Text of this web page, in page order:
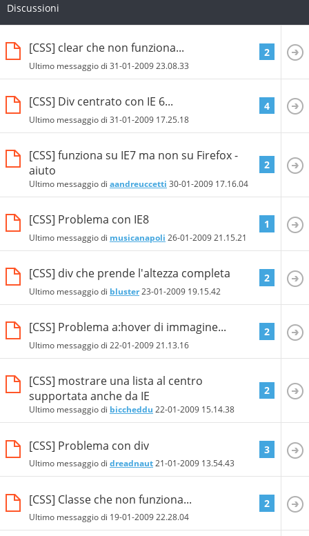
Discussioni
[CSS] clear che non funziona...
Ultimo messaggio di 31-01-200923.08.33
2
[CSS] Div centrato con IE 6...
Ultimo messaggio di 31-01-2009 17.25.18
4
[CSS] funziona su IE7 ma non su Firefox -
aiuto
Ultimo messaggio di aandreuccetti 30-01-2009 17.16.04
2
[CSS] Problema con IE8
Ultimo messaggio di musicanapoli 26-01-200921.15.21
1
[CSS] div che prende l'altezza completa
Ultimo messaggio di bluster23-01-2009 19.15.42
2
[CSS] Problema a:hover di immagine...
Ultimo messaggio di 22-01-200921.13.16
2
[CSS] mostrare una lista al centro
supportata anche da IE
Ultimo messaggio di biccheddu 22-01-2009 15.14.38
2
[CSS] Problema con div
Ultimo messaggio di dreadnaut21-01-2009 13.54.43
3
[CSS] Classe che non funziona...
Ultimo messaggio di 19-01-200922.28.04
2